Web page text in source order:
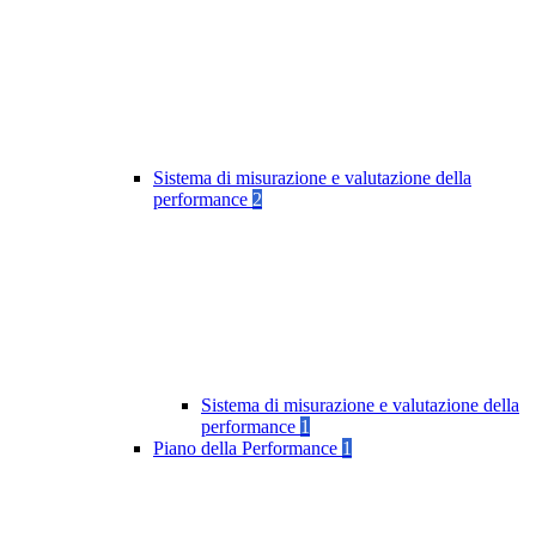
Sistema di misurazione e valutazione della
performance 2
Sistema di misurazione e valutazione della
performance 1
Piano della Performance 1